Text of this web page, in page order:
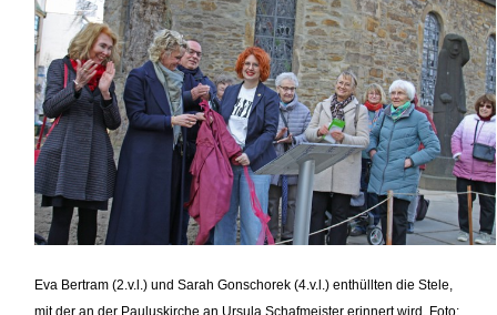
Eva Bertram (2.v.l.) und Sarah Gonschorek (4.v.l.) enthüllten die Stele,